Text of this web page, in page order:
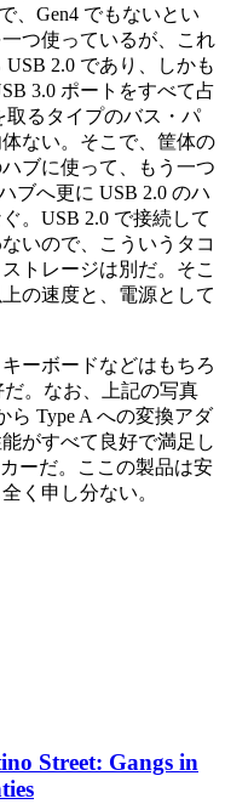
、Gen4 でもないとい
つ使っているが、これ
2.0 であり、しかも
3.0 ポートをすべて占
取るタイプのバス・パ
ない。そこで、筐体の
ブに使って、もう一つ
ブへ更に USB 2.0 のハ
。USB 2.0 で接続して
いので、こういうタコ
トレージは別だ。そこ
の速度と、電源として
ーボードなどはもちろ
。なお、上記の写真
ら Type A への変換アダ
がすべて良好で満足し
ーだ。ここの製品は安
く申し分ない。
Street: Gangs in